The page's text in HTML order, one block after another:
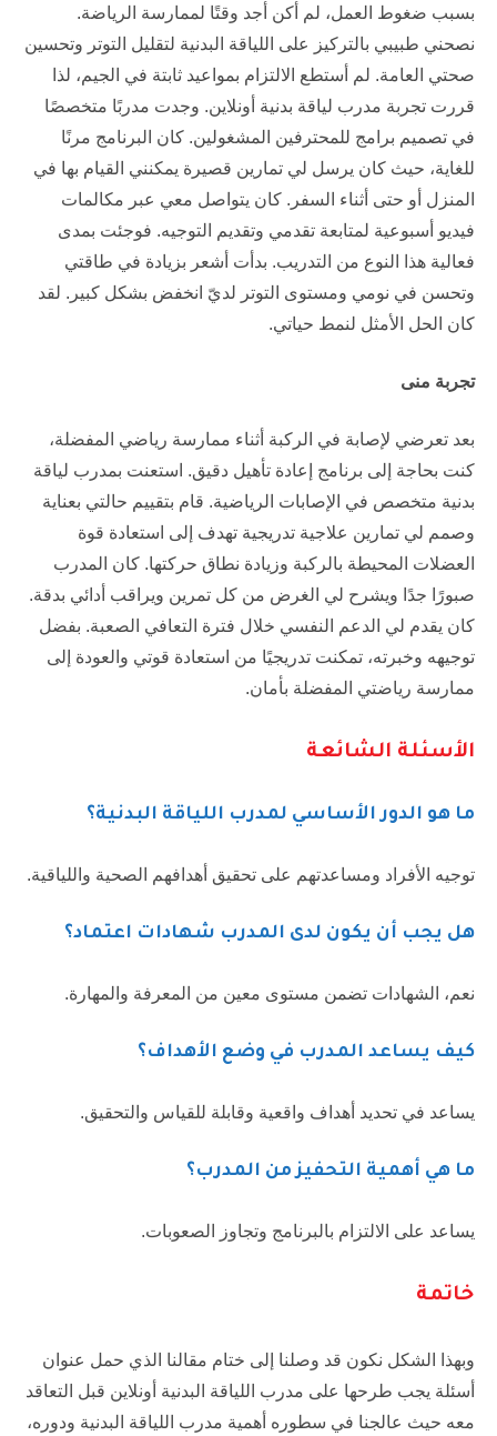
بسبب ضغوط العمل، لم أكن أجد وقتًا لممارسة الرياضة.
نصحني طبيبي بالتركيز على اللياقة البدنية لتقليل التوتر وتحسين
صحتي العامة. لم أستطع الالتزام بمواعيد ثابتة في الجيم، لذا
قررت تجربة مدرب لياقة بدنية أونلاين. وجدت مدربًا متخصصًا
في تصميم برامج للمحترفين المشغولين. كان البرنامج مرنًا
للغاية، حيث كان يرسل لي تمارين قصيرة يمكنني القيام بها في
المنزل أو حتى أثناء السفر. كان يتواصل معي عبر مكالمات
فيديو أسبوعية لمتابعة تقدمي وتقديم التوجيه. فوجئت بمدى
فعالية هذا النوع من التدريب. بدأت أشعر بزيادة في طاقتي
وتحسن في نومي ومستوى التوتر لديّ انخفض بشكل كبير. لقد
كان الحل الأمثل لنمط حياتي.
تجربة منى
بعد تعرضي لإصابة في الركبة أثناء ممارسة رياضي المفضلة،
كنت بحاجة إلى برنامج إعادة تأهيل دقيق. استعنت بمدرب لياقة
بدنية متخصص في الإصابات الرياضية. قام بتقييم حالتي بعناية
وصمم لي تمارين علاجية تدريجية تهدف إلى استعادة قوة
العضلات المحيطة بالركبة وزيادة نطاق حركتها. كان المدرب
صبورًا جدًا ويشرح لي الغرض من كل تمرين ويراقب أدائي بدقة.
كان يقدم لي الدعم النفسي خلال فترة التعافي الصعبة. بفضل
توجيهه وخبرته، تمكنت تدريجيًا من استعادة قوتي والعودة إلى
ممارسة رياضتي المفضلة بأمان.
الأسئلة الشائعة
ما هو الدور الأساسي لمدرب اللياقة البدنية؟
توجيه الأفراد ومساعدتهم على تحقيق أهدافهم الصحية واللياقية.
هل يجب أن يكون لدى المدرب شهادات اعتماد؟
نعم، الشهادات تضمن مستوى معين من المعرفة والمهارة.
كيف يساعد المدرب في وضع الأهداف؟
يساعد في تحديد أهداف واقعية وقابلة للقياس والتحقيق.
ما هي أهمية التحفيز من المدرب؟
يساعد على الالتزام بالبرنامج وتجاوز الصعوبات.
خاتمة
وبهذا الشكل نكون قد وصلنا إلى ختام مقالنا الذي حمل عنوان
أسئلة يجب طرحها على مدرب اللياقة البدنية أونلاين قبل التعاقد
معه حيث عالجنا في سطوره أهمية مدرب اللياقة البدنية ودوره،